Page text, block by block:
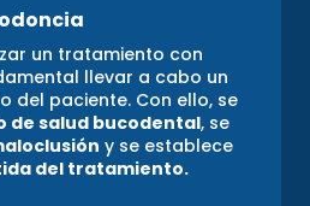
un tratamiento con
llevar a cabo un
del paciente. Con ello, se
de salud bucodental, se
y se establece
del tratamiento.